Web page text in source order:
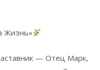
Жизнь»
— Отец Марк,